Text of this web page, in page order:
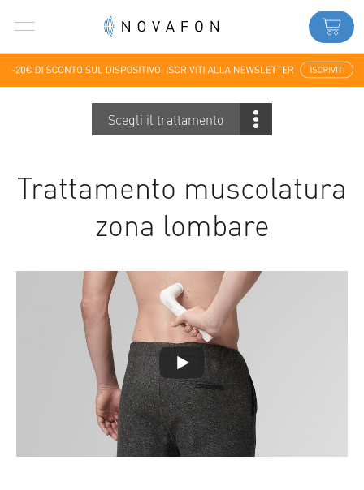
Scegli il trattamento
Trattamento muscolatura
zona lombare